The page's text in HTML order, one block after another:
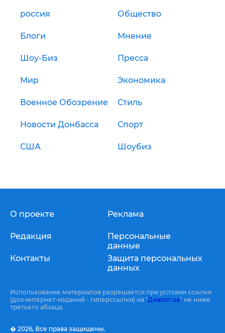
россия Общество
Блоги Мнение
Шоу-Биз Пресса
Мир Экономика
Военное Обозрение Стиль
Новости Донбасса Спорт
США Шоубиз
О проекте
Редакция
Контакты
Реклама
Персональные
данные
Защита персональных
данных
Использование материалов разрешается при условии ссылки
(для интернет-изданий - гиперссылки) на "Диалог.ua" не ниже
третьего абзаца.
� 2026, Все права защищены.